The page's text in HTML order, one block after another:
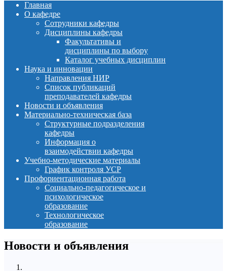
Главная
О кафедре
Сотрудники кафедры
Дисциплины кафедры
Факультативы и
дисциплины по выбору
Каталог учебных дисциплин
Наука и инновации
Направления НИР
Список публикаций
преподавателей кафедры
Новости и объявления
Материально-техническая база
Структурные подразделения
кафедры
Информация о
взаимодействии кафедры
Учебно-методические материалы
График контроля УСР
Профориентационная работа
Социально-педагогическое и
психологическое
образование
Технологическое
образование
Новости и объявления